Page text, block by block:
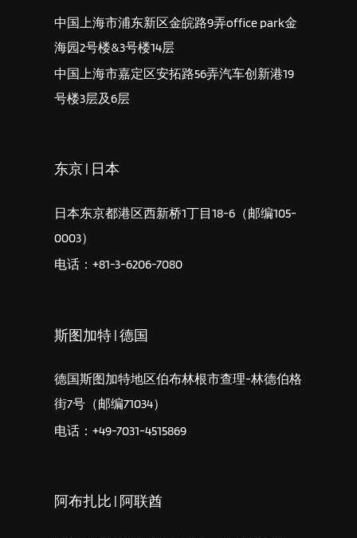
中国上海市浦东新区金皖路9弄office park金
海园2号楼&3号楼14层
中国上海市嘉定区安拓路56弄汽车创新港19
号楼3层及6层
东京 | 日本
日本东京都港区西新桥1丁目18-6（邮编105-
0003）
电话：+81-3-6206-7080
斯图加特 | 德国
德国斯图加特地区伯布林根市查理-林德伯格
街7号（邮编71034）
电话：+49-7031-4515869
阿布扎比 | 阿联酋